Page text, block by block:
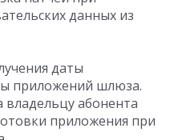
данных из
даты
приложений шлюза.
абонента
приложения при